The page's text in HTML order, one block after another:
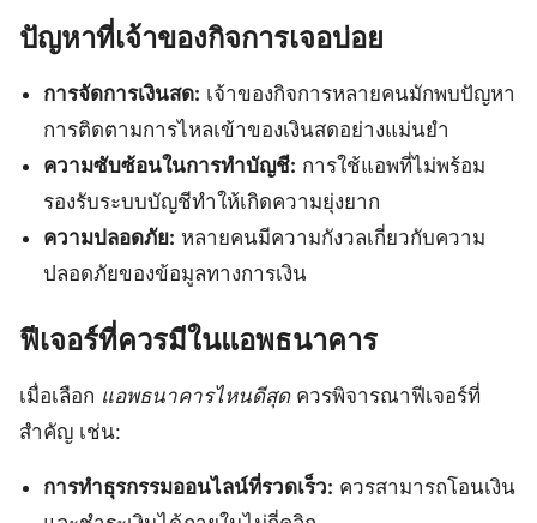
ปัญหาที่เจ้าของกิจการเจอบ่อย
การจัดการเงินสด: เจ้าของกิจการหลายคนมักพบปัญหา
การติดตามการไหลเข้าของเงินสดอย่างแม่นยำ
ความซับซ้อนในการทำบัญชี: การใช้แอพที่ไม่พร้อม
รองรับระบบบัญชีทำให้เกิดความยุ่งยาก
ความปลอดภัย: หลายคนมีความกังวลเกี่ยวกับความ
ปลอดภัยของข้อมูลทางการเงิน
ฟีเจอร์ที่ควรมีในแอพธนาคาร
เมื่อเลือก แอพธนาคารไหนดีสุดควรพิจารณาฟีเจอร์ที่
สำคัญ เช่น:
การทำธุรกรรมออนไลน์ที่รวดเร็ว: ควรสามารถโอนเงิน